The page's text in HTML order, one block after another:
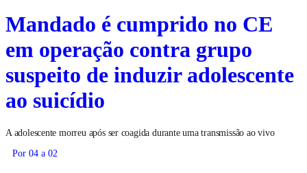
Mandado é cumprido no CE
em operação contra grupo
suspeito de induzir adolescente
ao suicídio
A adolescente morreu após ser coagida durante uma transmissão ao vivo
Por 04 a 02